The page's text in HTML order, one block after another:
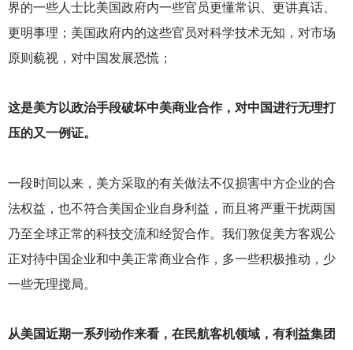
界的一些人士比美国政府内一些官员更懂常识、更讲真话、
更明事理；美国政府内的这些官员对科学技术无知，对市场
原则藐视，对中国发展恐慌；
这是美方以政治手段破坏中美商业合作，对中国进行无理打
压的又一例证。
一段时间以来，美方采取的有关做法不仅损害中方企业的合
法权益，也不符合美国企业自身利益，而且将严重干扰两国
乃至全球正常的科技交流和经贸合作。我们敦促美方客观公
正对待中国企业和中美正常商业合作，多一些积极推动，少
一些无理搅局。
从美国近期一系列动作来看，在民航客机领域，有利益集团